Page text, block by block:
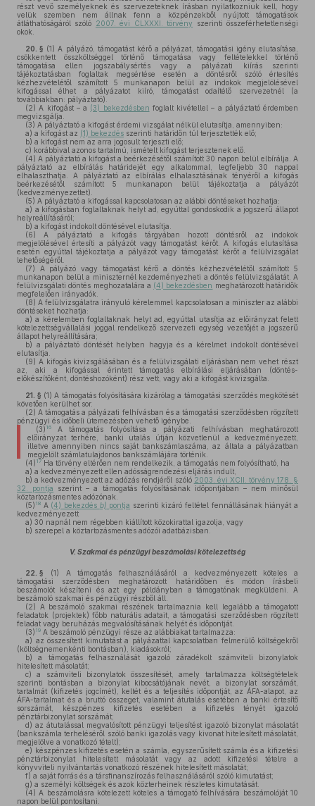
részt vevő személyeknek és szervezeteknek írásban nyilatkozniuk kell, hogy
velük szemben nem állnak fenn a közpénzekből nyújtott támogatások
átláthatóságáról szóló 2007. évi CLXXXI. törvény szerinti összeférhetetlenségi
okok.
20. § (1) A pályázó, támogatást kérő a pályázat, támogatási igény elutasítása,
csökkentett összköltséggel történő támogatása vagy feltételekkel történő
támogatása ellen jogszabálysértés vagy a pályázati kiírás szerinti
tájékoztatásban foglaltak megsértése esetén a döntésről szóló értesítés
kézhezvételétől számított 5 munkanapon belül az indokok megjelölésével
kifogással élhet a pályázatot kiíró, támogatást odaítélő szervezetnél (a
továbbiakban: pályáztató).
(2) A kifogást – a (3) bekezdésben foglalt kivétellel – a pályáztató érdemben
megvizsgálja.
(3) A pályáztató a kifogást érdemi vizsgálat nélkül elutasítja, amennyiben:
a) a kifogást az (1) bekezdés szerinti határidőn túl terjesztették elő;
b) a kifogást nem az arra jogosult terjeszti elő;
c) korábbival azonos tartalmú, ismételt kifogást terjesztenek elő.
(4) A pályáztató a kifogást a beérkezésétől számított 30 napon belül elbírálja. A
pályáztató az elbírálás határidejét egy alkalommal, legfeljebb 30 nappal
elhalaszthatja. A pályáztató az elbírálás elhalasztásának tényéről a kifogás
beérkezésétől számított 5 munkanapon belül tájékoztatja a pályázót
(kedvezményezettet).
(5) A pályáztató a kifogással kapcsolatosan az alábbi döntéseket hozhatja:
a) a kifogásban foglaltaknak helyt ad, egyúttal gondoskodik a jogszerű állapot
helyreállításáról;
b) a kifogást indokolt döntésével elutasítja.
(6) A pályáztató a kifogás tárgyában hozott döntésről az indokok
megjelölésével értesíti a pályázót vagy támogatást kérőt. A kifogás elutasítása
esetén egyúttal tájékoztatja a pályázót vagy támogatást kérőt a felülvizsgálat
lehetőségéről.
(7) A pályázó vagy támogatást kérő a döntés kézhezvételétől számított 5
munkanapon belül a miniszternél kezdeményezheti a döntés felülvizsgálatát. A
felülvizsgálati döntés meghozatalára a (4) bekezdésben meghatározott határidők
megfelelően irányadók.
(8) A felülvizsgálatra irányuló kérelemmel kapcsolatosan a miniszter az alábbi
döntéseket hozhatja:
a) a kérelemben foglaltaknak helyt ad, egyúttal utasítja az előirányzat felett
kötelezettségvállalási joggal rendelkező szervezeti egység vezetőjét a jogszerű
állapot helyreállítására;
b) a pályáztató döntését helyben hagyja és a kérelmet indokolt döntésével
elutasítja.
(9) A kifogás kivizsgálásában és a felülvizsgálati eljárásban nem vehet részt
az, aki a kifogással érintett támogatás elbírálási eljárásában (döntés-
előkészítőként, döntéshozóként) rész vett, vagy aki a kifogást kivizsgálta.
21. § (1) A támogatás folyósítására kizárólag a támogatási szerződés megkötését
követően kerülhet sor.
(2) A támogatás a pályázati felhívásban és a támogatási szerződésben rögzített
pénzügyi és időbeli ütemezésben vehető igénybe.
(3) 16A támogatás folyósítása a pályázati felhívásban meghatározott
előirányzat terhére, banki utalás útján közvetlenül a kedvezményezett,
illetve amennyiben nincs saját bankszámlaszáma, az általa a pályázatban
megjelölt számlatulajdonos bankszámlájára történik.
(4) 17 Ha törvény eltérően nem rendelkezik, a támogatás nem folyósítható, ha
a) a kedvezményezett ellen adósságrendezési eljárás indult,
b) a kedvezményezett az adózás rendjéről szóló 2003. évi XCII. törvény 178. §
32. pontja szerint – a támogatás folyósításának időpontjában – nem minősül
köztartozásmentes adózónak.
(5) 18 A (4) bekezdés b) pontja szerinti kizáró feltétel fennállásának hiányát a
kedvezményezett
a) 30 napnál nem régebben kiállított közokirattal igazolja, vagy
b) szerepel a köztartozásmentes adózói adatbázisban.
V. Szakmai és pénzügyi beszámolási kötelezettség
22. § (1) A támogatás felhasználásáról a kedvezményezett köteles a
támogatási szerződésben meghatározott határidőben és módon írásbeli
beszámolót készíteni és azt egy példányban a támogatónak megküldeni. A
beszámoló szakmai és pénzügyi részből áll.
(2) A beszámoló szakmai részének tartalmaznia kell legalább a támogatott
feladatok (projektek) főbb naturális adatait, a támogatási szerződésben rögzített
feladat vagy beruházás megvalósításának helyét és időpontját.
(3) 19 A beszámoló pénzügyi része az alábbiakat tartalmazza:
a) az összesített kimutatást a pályázattal kapcsolatban felmerülő költségekről
(költségnemenkénti bontásban), kiadásokról;
b) a támogatás felhasználását igazoló záradékolt számviteli bizonylatok
hitelesített másolatát;
c) a számviteli bizonylatok összesítését, amely tartalmazza költségtételek
szerinti bontásban a bizonylat kibocsátójának nevét, a bizonylat sorszámát,
tartalmát (kifizetés jogcímét), keltét és a teljesítés időpontját, az ÁFA-alapot, az
ÁFA-tartalmat és a bruttó összeget, valamint átutalás esetében a banki értesítő
sorszámát, készpénzes kifizetés esetében a kifizetés tényét igazoló
pénztárbizonylat sorszámát;
d) az átutalással megvalósított pénzügyi teljesítést igazoló bizonylat másolatát
(bankszámla terheléséről szóló banki igazolás vagy kivonat hitelesített másolatát,
megjelölve a vonatkozó tételt);
e) készpénzes kifizetés esetén a számla, egyszerűsített számla és a kifizetési
pénztárbizonylat hitelesített másolatát vagy az adott kifizetési tételre a
könyvviteli nyilvántartás vonatkozó részének hitelesített másolatát;
f) a saját forrás és a társfinanszírozás felhasználásáról szóló kimutatást;
g) a személyi költségek és azok közterheinek részletes kimutatását.
(4) A beszámolásra kötelezett köteles a támogató felhívására beszámolóját 10
napon belül pontosítani.